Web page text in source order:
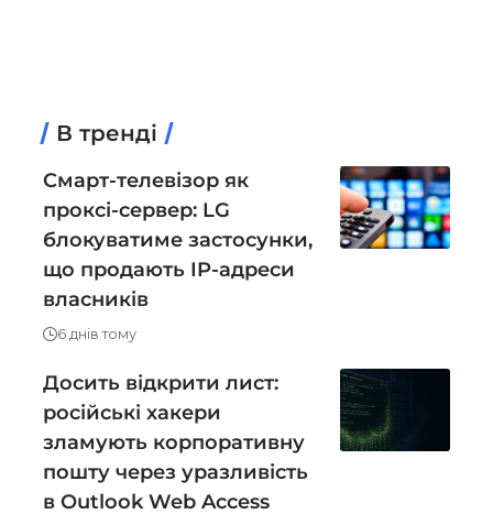
В тренді
Смарт-телевізор як
проксі-сервер: LG
блокуватиме застосунки,
що продають IP-адреси
власників
6 днів тому
Досить відкрити лист:
російські хакери
зламують корпоративну
пошту через уразливість
в Outlook Web Access